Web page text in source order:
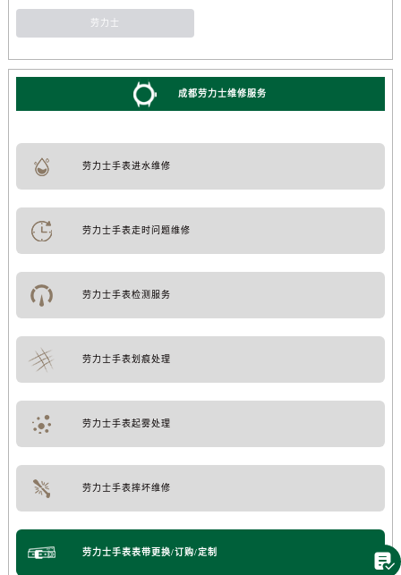
劳力士
成都劳力士维修服务
劳力士手表进水维修
劳力士手表走时问题维修
劳力士手表检测服务
劳力士手表划痕处理
劳力士手表起雾处理
劳力士手表摔坏维修
劳力士手表表带更换/订购/定制
